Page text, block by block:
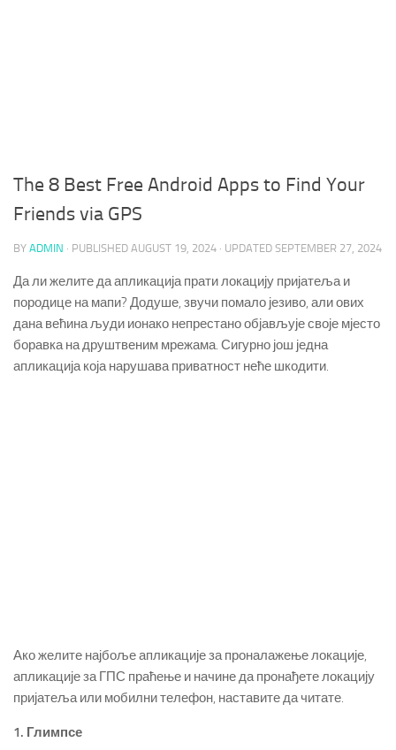
The 8 Best Free Android Apps to Find Your
Friends via GPS
BY ADMIN · PUBLISHED AUGUST 19, 2024 · UPDATED SEPTEMBER 27, 2024
Да ли желите да апликација прати локацију пријатеља и
породице на мапи? Додуше, звучи помало језиво, али ових
дана већина људи ионако непрестано објављује своје мјесто
боравка на друштвеним мрежама. Сигурно још једна
апликација која нарушава приватност неће шкодити.
Ако желите најбоље апликације за проналажење локације,
апликације за ГПС праћење и начине да пронађете локацију
пријатеља или мобилни телефон, наставите да читате.
1. Глимпсе